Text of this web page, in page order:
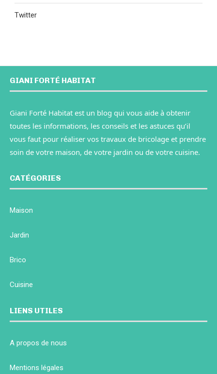
Twitter
GIANI FORTÉ HABITAT
Giani Forté Habitat est un blog qui vous aide à obtenir
toutes les informations, les conseils et les astuces qu’il
vous faut pour réaliser vos travaux de bricolage et prendre
soin de votre maison, de votre jardin ou de votre cuisine.
CATÉGORIES
Maison
Jardin
Brico
Cuisine
LIENS UTILES
A propos de nous
Mentions légales